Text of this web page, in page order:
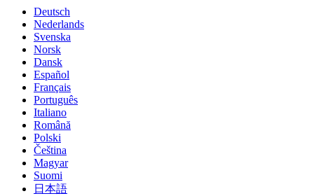
Deutsch
Nederlands
Svenska
Norsk
Dansk
Español
Français
Português
Italiano
Română
Polski
Čeština
Magyar
Suomi
日本語